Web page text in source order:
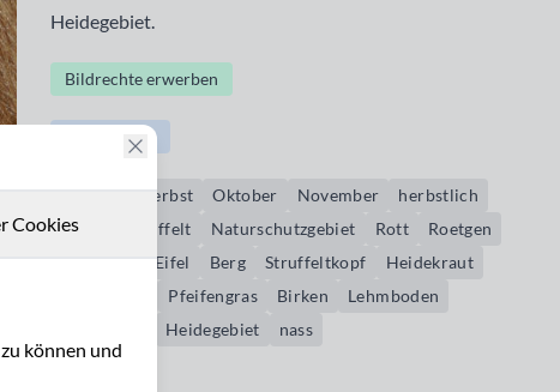
Heidegebiet.
Bildrechte erwerben
Struffelt
Molinia Herbst Oktober November
herbstlich
braun
Struffelt Naturschutzgebiet Rott
Roetgen
Nordeifel
Eifel Berg Struffeltkopf
Heidekraut
Pfeifengras Birken
Lehmboden
Heidegebiet nass
Cookies
können und